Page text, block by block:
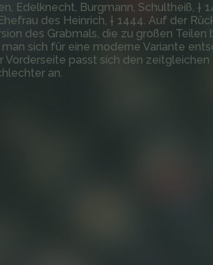
Edelknecht, Burgmann, Schultheiß, †
des Heinrich, † 1444. Auf der
des Grabmals, die zu großen Teilen
sich für eine moderne Variante
Vorderseite passt sich den zeitgleichen
an.